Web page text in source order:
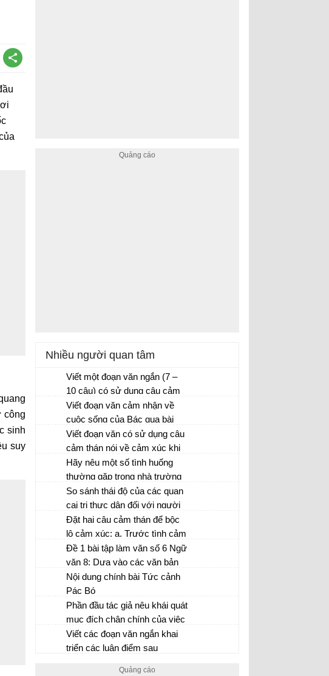
công
sinh
suy
Nhiều người quan tâm
Viết một đoạn văn ngắn (7 –
10 câu) có sử dụng câu cảm
thán và câu phủ định
Soạn văn 8
Viết đoạn văn cảm nhận về
cuộc sống của Bác qua bài
thơ Tức cảnh Pác Bó
Viết đoạn văn có sử dụng câu
cảm thán nói về cảm xúc khi
đọc một tác phẩm văn học
Hãy nêu một số tình huống
thường gặp trong nhà trường
hoặc ngoài xã hội mà em cho
là cần viết văn bản thông báo
(không lặp lại tình huống đâ
học trong sách giáo khoa).
So sánh thái độ của các quan
cai trị thực dân đối với người
dân thuộc địa ở hai thời điểm :
trước khi có chiến tranh và khi
chiến tranh xảy ra.
Đặt hai câu cảm thán để bộc
lộ cảm xúc: a, Trước tình cảm
của một người thân dành cho
mình
Đề 1 bài tập làm văn số 6 Ngữ
văn 8: Dựa vào các văn bản
Chiếu dời đô...
Nội dung chính bài Tức cảnh
Pác Bó
Phần đầu tác giả nêu khái quát
mục đích chân chính của việc
học. Mục đích đó là gì?
Viết các đoạn văn ngắn khai
triển các luận điểm sau